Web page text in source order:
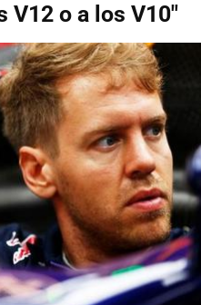
V12 o a los V10"